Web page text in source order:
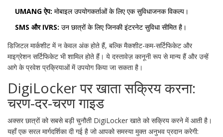
UMANG ऐप: मोबाइल उपयोगकर्ताओं के लिए एक सुविधाजनक विकल्प।
SMS और IVRS: उन छात्रों के लिए जिनकी इंटरनेट सुविधा सीमित है।
डिजिटल मार्कशीट में न केवल अंक होते हैं, बल्कि मैकशीट-कम-सर्टिफिकेट और
माइग्रेशन सर्टिफिकेट भी शामिल होते हैं। ये दस्तावेज़ कानूनी रूप से मान्य हैं और उन्हें
आगे के प्रवेश प्रक्रियाओं में उपयोग किया जा सकता है।
DigiLocker पर खाता सक्रिय करना:
चरण-दर-चरण गाइड
अक्सर छात्रों को सबसे बड़ी चुनौती DigiLocker खाते को सक्रिय करने में आती है।
यहाँ एक सरल मार्गदर्शिका दी गई है जो आपको समस्या मुक्त अनुभव प्रदान करेगी: